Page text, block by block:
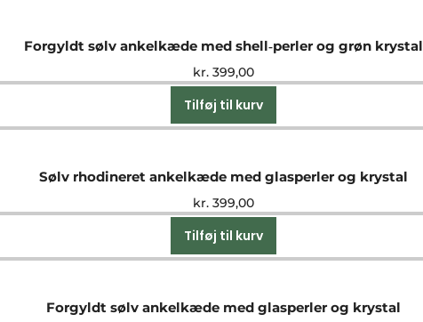
Forgyldt sølv ankelkæde med shell‑perler og grøn krystal
kr.399,00
Tilføj til kurv
Sølv rhodineret ankelkæde med glasperler og krystal
kr.399,00
Tilføj til kurv
Forgyldt sølv ankelkæde med glasperler og krystal